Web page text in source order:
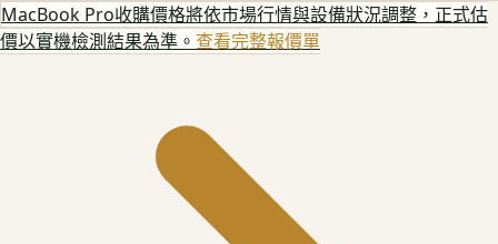
MacBook Pro收購價格將依市場行情與設備狀況調整，正式估
價以實機檢測結果為準。 查看完整報價單